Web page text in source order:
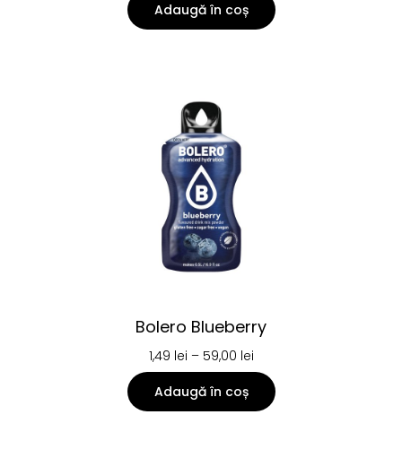
Adaugă în coș
Bolero Blueberry
1,49 lei – 59,00 lei
Adaugă în coș